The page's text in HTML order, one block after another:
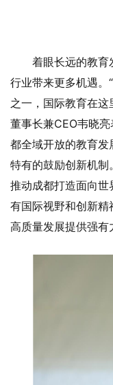
着眼长远的教育
行业带来更多机遇。
之一，国际教育在
董事长兼CEO韦晓
都全域开放的教育发
特有的鼓励创新机制
推动成都打造面向
有国际视野和创新
高质量发展提供强有